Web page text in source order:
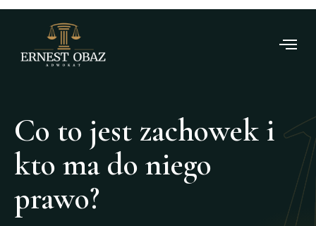
Co to jest zachowek i
kto ma do niego
prawo?